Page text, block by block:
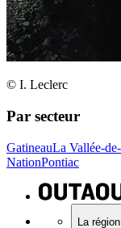
© I. Leclerc
Par secteur
GatineauLa Vallée-
NationPontiac
La région